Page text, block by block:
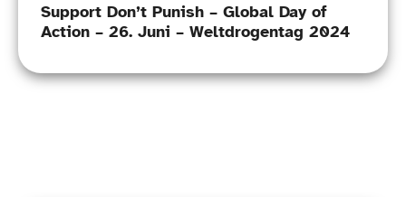
Support Don’t Punish – Global Day of
Action – 26. Juni – Weltdrogentag 2024